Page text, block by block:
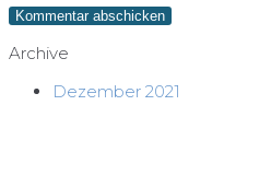
Archive
Dezember 2021